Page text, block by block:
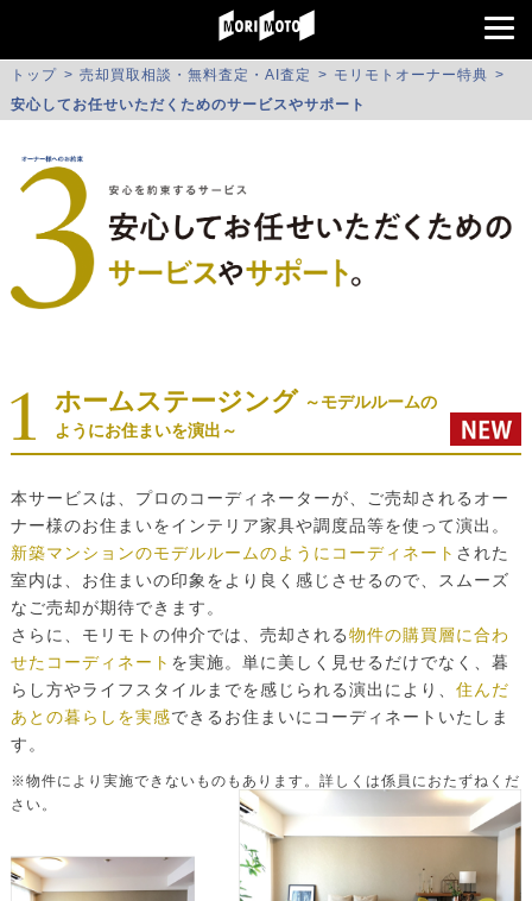
トップ 売却買取相談・無料査定・AI査定
モリモトオーナー特典
安心してお任せいただくためのサービスやサポート
ホームステージング ～モデルルームの
ようにお住まいを演出～
本サービスは、プロのコーディネーターが、ご売却されるオー
ナー様のお住まいをインテリア家具や調度品等を使って演出。
新築マンションのモデルルームのようにコーディネート された
室内は、お住まいの印象をより良く感じさせるので、スムーズ
なご売却が期待できます。
さらに、モリモトの仲介では、売却される物件の購買層に合わ
せたコーディネート を実施。単に美しく見せるだけでなく、暮
らし方やライフスタイルまでを感じられる演出により、 住んだ
あとの暮らしを実感できるお住まいにコーディネートいたしま
す。
※物件により実施できないものもあります。詳しくは係員におたずねくだ
さい。